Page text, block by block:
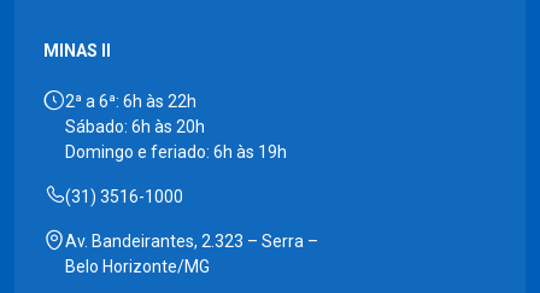
MINAS II
2ª a 6ª: 6h às 22h
Sábado: 6h às 20h
Domingo e feriado: 6h às 19h
(31) 3516-1000
Av. Bandeirantes, 2.323 – Serra –
Belo Horizonte/MG